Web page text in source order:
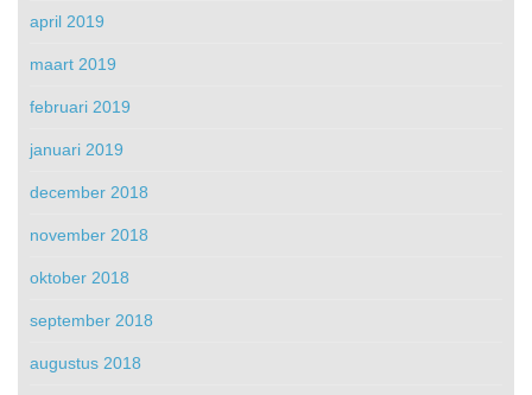
april 2019
maart 2019
februari 2019
januari 2019
december 2018
november 2018
oktober 2018
september 2018
augustus 2018